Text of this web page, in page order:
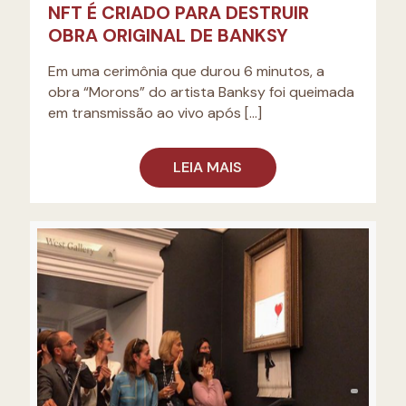
NFT É CRIADO PARA DESTRUIR
OBRA ORIGINAL DE BANKSY
Em uma cerimônia que durou 6 minutos, a
obra “Morons” do artista Banksy foi queimada
em transmissão ao vivo após […]
LEIA MAIS